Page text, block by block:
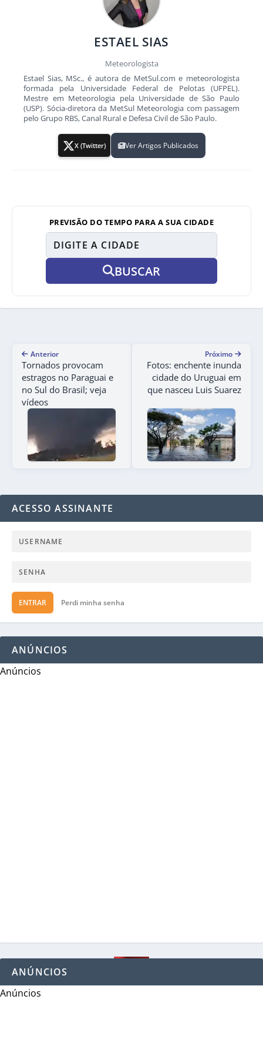
ESTAEL SIAS
Meteorologista
Estael Sias, MSc., é autora de MetSul.com e meteorologista
formada pela Universidade Federal de Pelotas (UFPEL).
Mestre em Meteorologia pela Universidade de São Paulo
(USP). Sócia-diretora da MetSul Meteorologia com passagem
pelo Grupo RBS, Canal Rural e Defesa Civil de São Paulo.
X (Twitter) Ver Artigos Publicados
PREVISÃO DO TEMPO PARA A SUA CIDADE
BUSCAR
Anterior
Tornados provocam
estragos no Paraguai e
no Sul do Brasil; veja
vídeos
Próximo
Fotos: enchente inunda
cidade do Uruguai em
que nasceu Luis Suarez
ACESSO ASSINANTE
ENTRAR Perdi minha senha
ANÚNCIOS
Anúncios
ANÚNCIOS
Anúncios